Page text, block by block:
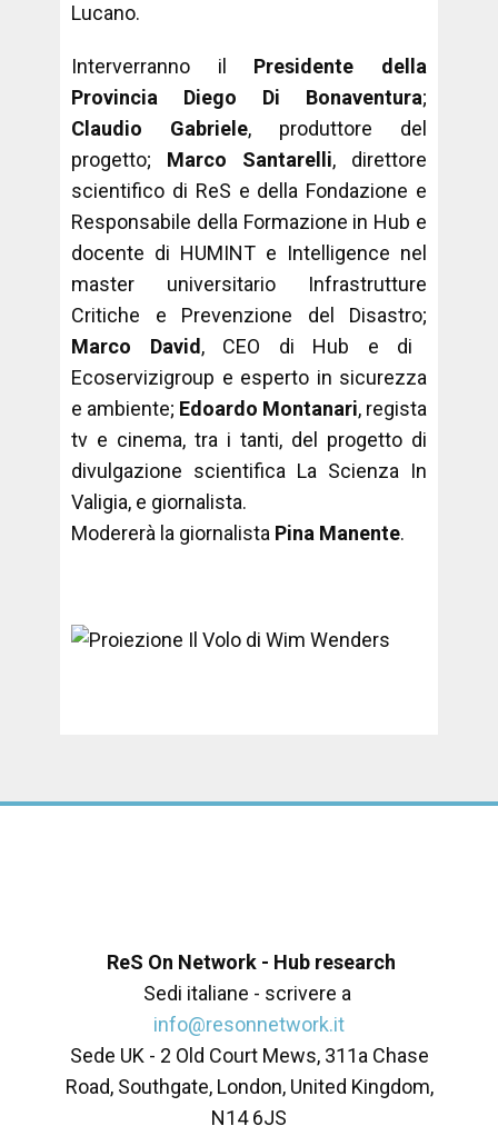
Lucano.
Interverranno il Presidente della
Provincia Diego Di Bonaventura;
Claudio Gabriele, produttore del
progetto; Marco Santarelli, direttore
scientifico di ReS e della Fondazione e
Responsabile della Formazione in Hub e
docente di HUMINT e Intelligence nel
master universitario Infrastrutture
Critiche e Prevenzione del Disastro;
Marco David , CEO di Hub e di
Ecoservizigroup e esperto in sicurezza
e ambiente; Edoardo Montanari, regista
tv e cinema, tra i tanti, del progetto di
divulgazione scientifica La Scienza In
Valigia, e giornalista.
Modererà la giornalista Pina Manente.
ReS On Network - Hub research
Sedi italiane - scrivere a
info@resonnetwork.it
Sede UK - ​2 Old Court Mews, 311a Chase
Road, Southgate, London, United Kingdom,
N14 6JS